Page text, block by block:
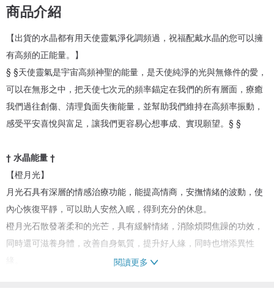
商品介紹
【出貨的水晶都有用天使靈氣淨化調頻過，祝福配戴水晶的您可以擁
有高頻的正能量。】
§ §天使靈氣是宇宙高頻神聖的能量，是天使純淨的光與無條件的愛，
可以在無形之中，把天使七次元的頻率錨定在我們的所有層面，療癒
我們過往創傷、清理負面失衡能量，並幫助我們維持在高頻率振動，
感受平安喜悅與富足，讓我們更容易心想事成、實現願望。§ §
† 水晶能量 †
【橙月光】
月光石具有深層的情感治療功能，能提高情商，安撫情緒的波動，使
內心恢復平靜，可以助人安然入眠，得到充分的休息。
橙月光石散發著柔和的光芒，具有緩解情緒，消除煩悶焦躁的功效，
同時還可滋養身體，改善自身氣質，提升好人緣，同時也增添異性
閱讀更多